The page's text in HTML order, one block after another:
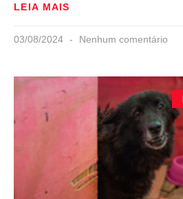
LEIA MAIS
03/08/2024 Nenhum comentário